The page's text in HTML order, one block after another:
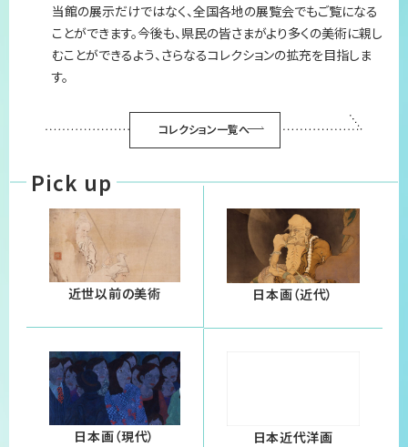
当館の展示だけではなく、全国各地の展覧会でもご覧になる
ことができます。今後も、県民の皆さまがより多くの美術に親し
むことができるよう、さらなるコレクションの拡充を目指しま
す。
コレクション一覧へ
Pick up
近世以前の美術 日本画（近代）
日本画（現代） 日本近代洋画